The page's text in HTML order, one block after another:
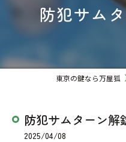
防犯サム
東京の鍵なら万屋狐
防犯サムターン解
2025/04/08